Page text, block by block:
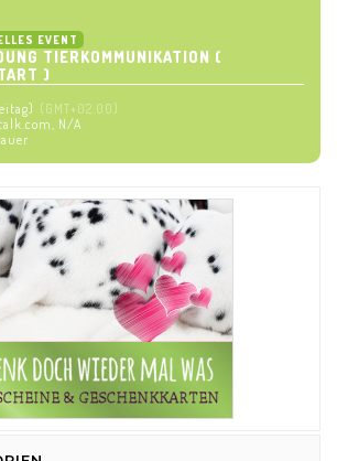
EVENT
TIERKOMMUNIKATION (
)
(GMT+02:00)
, N/A